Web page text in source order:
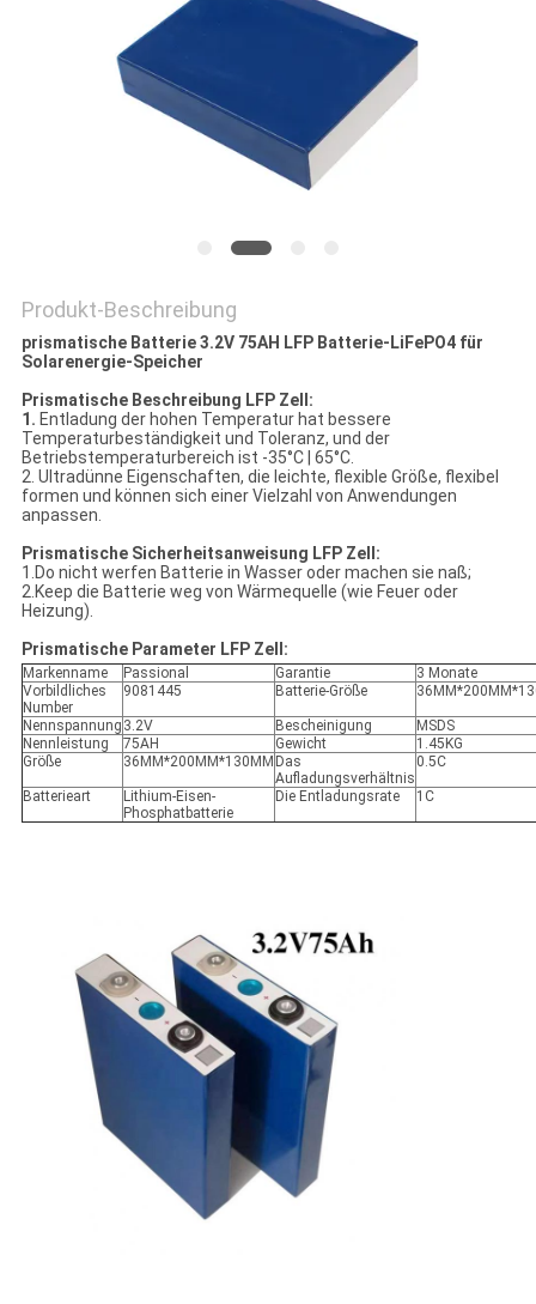
NACHRICHTEN
POLICY
Produkt-Beschreibung
prismatische Batterie 3.2V 75AH LFP Batterie-LiFePO4 für
Solarenergie-Speicher
Prismatische Beschreibung LFP Zell:
1. Entladung der hohen Temperatur hat bessere
Temperaturbeständigkeit und Toleranz, und der
Betriebstemperaturbereich ist -35°C | 65°C.
2. Ultradünne Eigenschaften, die leichte, flexible Größe, flexibel
formen und können sich einer Vielzahl von Anwendungen
anpassen.
Prismatische Sicherheitsanweisung LFP Zell:
1.Do nicht werfen Batterie in Wasser oder machen sie naß;
2.Keep die Batterie weg von Wärmequelle (wie Feuer oder
Heizung).
Prismatische Parameter LFP Zell:
Markenname Passional Garantie
3 Monate
Vorbildliches
Number
9081445 Batterie-Größe
Nennspannung 3.2V Bescheinigung
MSDS
Nennleistung
75AH Gewicht
1.45KG
Größe
36MM*200MM*130MM Das
Aufladungsverhältnis
0.5C
Batterieart
Lithium-Eisen-
Phosphatbatterie
Die Entladungsrate 1C